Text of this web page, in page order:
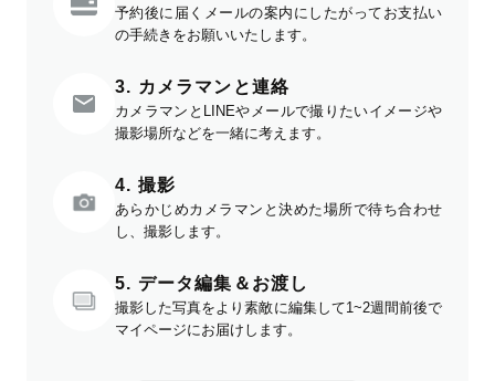
予約後に届くメールの案内にしたがってお支払い
の手続きをお願いいたします。
3. カメラマンと連絡
カメラマンとLINEやメールで撮りたいイメージや
撮影場所などを一緒に考えます。
4. 撮影
あらかじめカメラマンと決めた場所で待ち合わせ
し、撮影します。
5. データ編集＆お渡し
撮影した写真をより素敵に編集して1~2週間前後で
マイページにお届けします。